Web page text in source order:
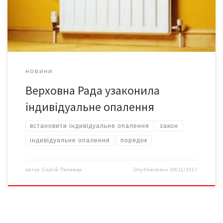
опалення та постачання гарячої води є […]
НОВИНИ
Верховна Рада узаконила
індивідуальне опалення
встановити індивідуальне опалення закон
індивідуальне опалення порядок
автор Сергій Паламар Опубліковано09/11/2017